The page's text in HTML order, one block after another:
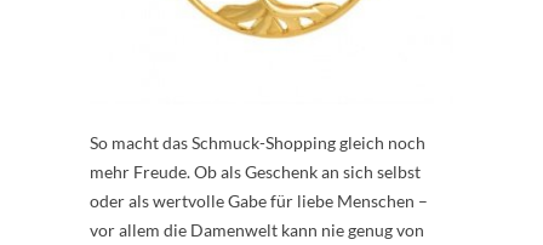
So macht das Schmuck-Shopping gleich noch
mehr Freude. Ob als Geschenk an sich selbst
oder als wertvolle Gabe für liebe Menschen –
vor allem die Damenwelt kann nie genug von